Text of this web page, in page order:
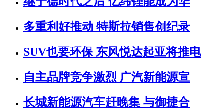
多重利好推动 特斯拉销售创纪录
SUV也要环保 东风悦达起亚将推电
自主品牌竞争激烈 广汽新能源宣
长城新能源汽车赶晚集 与御捷合